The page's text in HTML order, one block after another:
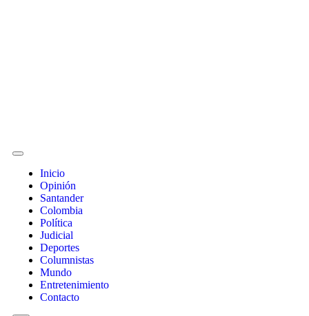
Inicio
Opinión
Santander
Colombia
Política
Judicial
Deportes
Columnistas
Mundo
Entretenimiento
Contacto